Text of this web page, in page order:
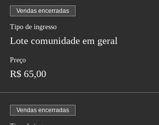
Vendas encerradas
Tipo de ingresso
Lote comunidade em geral
Preço
R$ 65,00
Vendas encerradas